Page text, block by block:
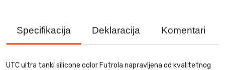
Specifikacija Deklaracija Komentari
UTC ultra tanki silicone color Futrola napravljena od kvalitetnog